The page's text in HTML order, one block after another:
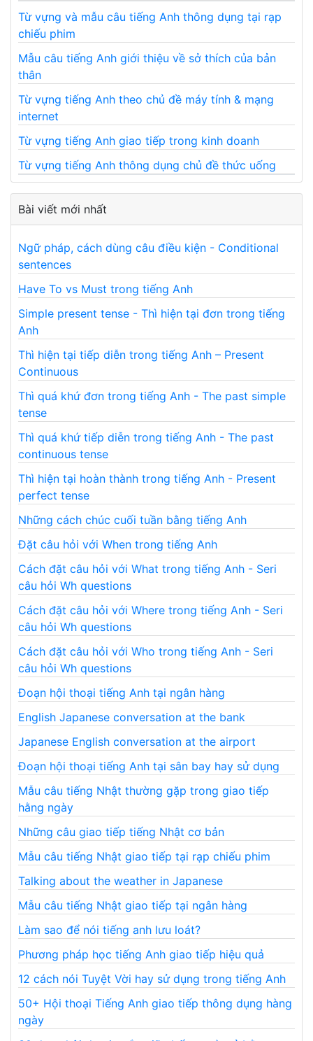
Từ vựng và mẫu câu tiếng Anh thông dụng tại rạp
chiếu phim
Mẫu câu tiếng Anh giới thiệu về sở thích của bản
thân
Từ vựng tiếng Anh theo chủ đề máy tính & mạng
internet
Từ vựng tiếng Anh giao tiếp trong kinh doanh
Từ vựng tiếng Anh thông dụng chủ đề thức uống
Bài viết mới nhất
Ngữ pháp, cách dùng câu điều kiện - Conditional
sentences
Have To vs Must trong tiếng Anh
Simple present tense - Thì hiện tại đơn trong tiếng
Anh
Thì hiện tại tiếp diễn trong tiếng Anh – Present
Continuous
Thì quá khứ đơn trong tiếng Anh - The past simple
tense
Thì quá khứ tiếp diễn trong tiếng Anh - The past
continuous tense
Thì hiện tại hoàn thành trong tiếng Anh - Present
perfect tense
Những cách chúc cuối tuần bằng tiếng Anh
Đặt câu hỏi với When trong tiếng Anh
Cách đặt câu hỏi với What trong tiếng Anh - Seri
câu hỏi Wh questions
Cách đặt câu hỏi với Where trong tiếng Anh - Seri
câu hỏi Wh questions
Cách đặt câu hỏi với Who trong tiếng Anh - Seri
câu hỏi Wh questions
Đoạn hội thoại tiếng Anh tại ngân hàng
English Japanese conversation at the bank
Japanese English conversation at the airport
Đoạn hội thoại tiếng Anh tại sân bay hay sử dụng
Mẫu câu tiếng Nhật thường gặp trong giao tiếp
hằng ngày
Những câu giao tiếp tiếng Nhật cơ bản
Mẫu câu tiếng Nhật giao tiếp tại rạp chiếu phim
Talking about the weather in Japanese
Mẫu câu tiếng Nhật giao tiếp tại ngân hàng
Làm sao để nói tiếng anh lưu loát?
Phương pháp học tiếng Anh giao tiếp hiệu quả
12 cách nói Tuyệt Vời hay sử dụng trong tiếng Anh
50+ Hội thoại Tiếng Anh giao tiếp thông dụng hàng
ngày